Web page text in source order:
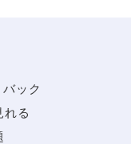
ック
れる